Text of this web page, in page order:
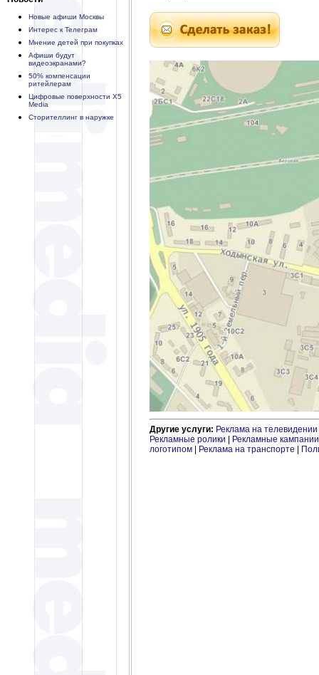
Новые афиши Москвы
Интерес к Телеграм
Мнение детей при покупках
Афиши будут
видеоэкранами?
50% компенсации
ритейлерам
Цифровые поверхности X5
Media
Сторителлинг в наружке
Другие услуги: Реклама на телевидении
Рекламные ролики | Рекламные кампании
логотипом | Реклама на транспорте |